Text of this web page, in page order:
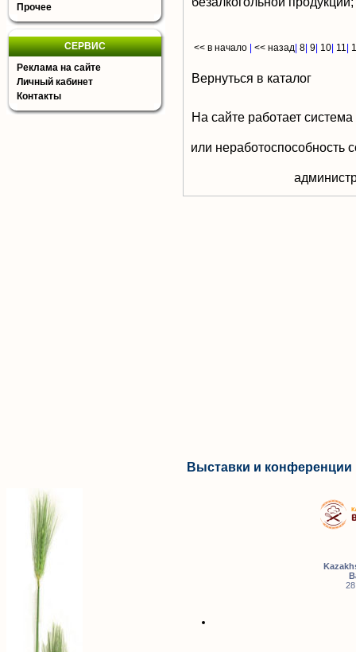
Прочее
СЕРВИС
Реклама на сайте
Личный кабинет
Контакты
<< в начало << назад 8 9 10 11
Вернуться в каталог
На сайте работает
или неработоспособность
Выставки и конференции